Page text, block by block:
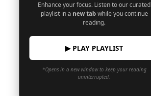
Enhance your focus. Listen to our curated
playlist in a new tab while you continue
reading.
▶ PLAY PLAYLIST
*Opens in a new window to keep your reading
uninterrupted.